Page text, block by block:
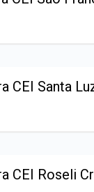
CEI Santa
CEI Roseli